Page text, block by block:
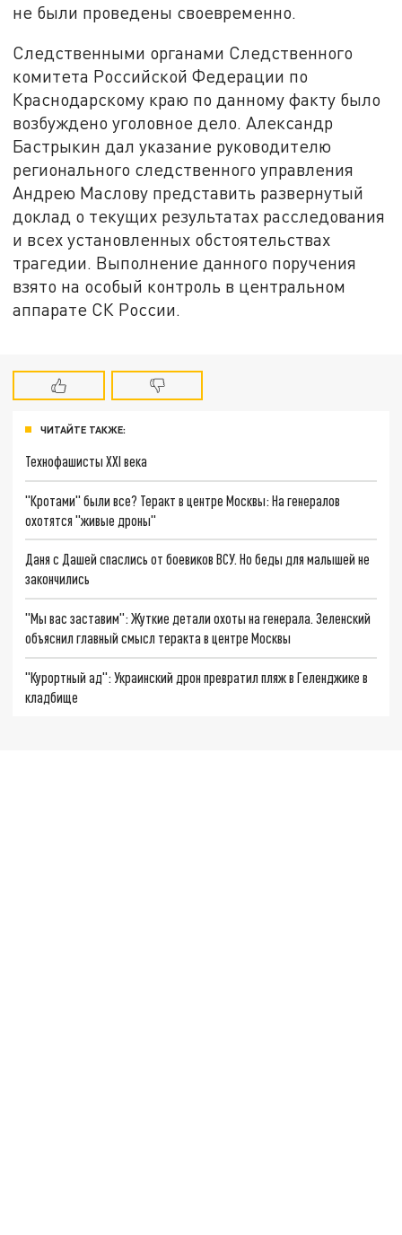
не были проведены своевременно.
Следственными органами Следственного
комитета Российской Федерации по
Краснодарскому краю по данному факту было
возбуждено уголовное дело. Александр
Бастрыкин дал указание руководителю
регионального следственного управления
Андрею Маслову представить развернутый
доклад о текущих результатах расследования
и всех установленных обстоятельствах
трагедии. Выполнение данного поручения
взято на особый контроль в центральном
аппарате СК России.
ЧИТАЙТЕ ТАКЖЕ:
Технофашисты XXI века
"Кротами" были все? Теракт в центре Москвы: На генералов
охотятся "живые дроны"
Даня с Дашей спаслись от боевиков ВСУ. Но беды для малышей не
закончились
"Мы вас заставим": Жуткие детали охоты на генерала. Зеленский
объяснил главный смысл теракта в центре Москвы
"Курортный ад": Украинский дрон превратил пляж в Геленджике в
кладбище